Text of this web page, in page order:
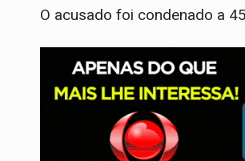
O acusado foi condenado a